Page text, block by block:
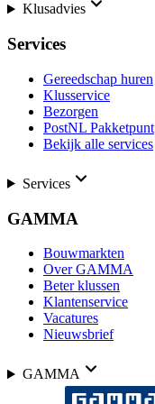
Klusadvies
Services
Gereedschap huren
Klusservice
Bezorgen
PostNL Pakketpunt
Bekijk alle services
Services
GAMMA
Bouwmarkten
Over GAMMA
Beter klussen
Klantenservice
Vacatures
Nieuwsbrief
GAMMA